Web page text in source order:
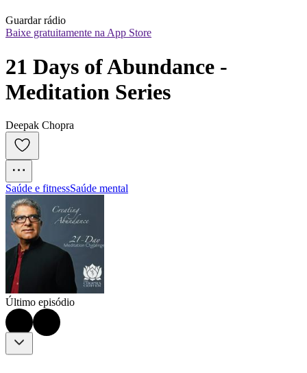
Guardar rádio
Baixe gratuitamente na App Store
21 Days of Abundance -
Meditation Series
Deepak Chopra
Saúde e fitnessSaúde mental
Último episódio